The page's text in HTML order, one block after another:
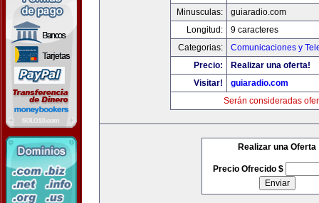
Minusculas:
guiaradio.com
Longitud:
9 caracteres
Categorias:
Comunicaciones y
Precio:
Realizar una oferta!
Visitar!
guiaradio.com
Serán consideradas
Realizar una Oferta
Precio Ofrecido $